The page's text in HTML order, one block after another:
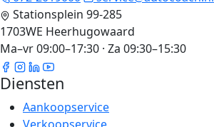
Stationsplein 99-285
1703WE Heerhugowaard
Ma–vr 09:00–17:30 · Za 09:30–15:30
Diensten
Aankoopservice